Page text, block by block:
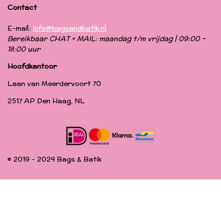
Contact
E-mail: info@bagsandbatik.nl
Bereikbaar CHAT + MAIL: maandag t/m vrijdag | 09:00 -
18:00 uur
Hoofdkantoor
Laan van Meerdervoort 70
2517 AP Den Haag, NL
© 2019 - 2024 Bags & Batik